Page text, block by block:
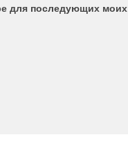
для последующих моих